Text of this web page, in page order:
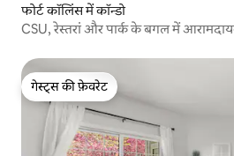
फोर्ट कॉलिंस में कॉन्डो
CSU, रेस्तरां और पार्क के बगल में
गेस्ट्स की फ़ेवरेट
गेस्ट्स की फ़ेवरेट